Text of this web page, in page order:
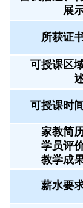
展
所获证
可授课区
可授课时
家教简
学员评
教学成
薪水要